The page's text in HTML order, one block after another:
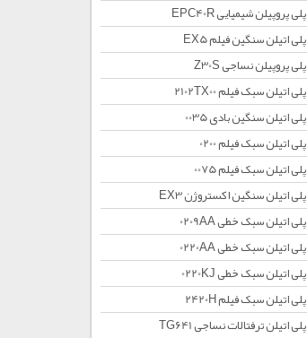
پلی پروپیلن شیمیایی EPC40R
پلی اتیلن سنگین فیلم EX5
پلی پروپیلن نساجی Z30S
پلی اتیلن سبک فیلم 2102TX00
پلی اتیلن سنگین بادی 0035
پلی اتیلن سبک فیلم 0200
پلی اتیلن سبک فیلم 0075
پلی اتیلن سنگین اکستروژن EX3
پلی اتیلن سبک خطی 0209AA
پلی اتیلن سبک خطی 0220AA
پلی اتیلن سبک خطی 0220KJ
پلی اتیلن سبک فیلم 2420H
پلی اتیلن ترفتالات نساجی TG641